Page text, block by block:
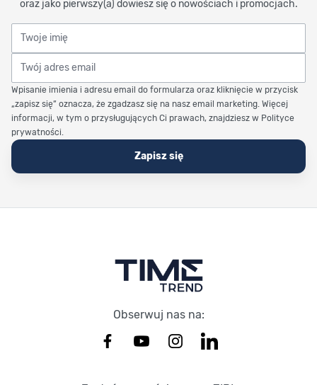
oraz jako pierwszy(a) dowiesz się o nowościach i promocjach.
Twoje imię
Twój adres email
Wpisanie imienia i adresu email do formularza oraz kliknięcie w przycisk
„zapisz się” oznacza, że zgadzasz się na nasz email marketing. Więcej
informacji, w tym o przysługujących Ci prawach, znajdziesz w Polityce
prywatności.
Zapisz się
Obserwuj nas na: